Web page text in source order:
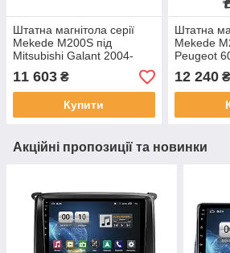
Штатна магнітола серії
Mekede M200S під
Mitsubishi Galant 2004-
2010; Grunder 2007-2012
(W1) 9 дюймів
11 603 ₴
Купити
Штатна
Mekede
Peugeot
дюймів
12 240₴
Акційні пропозиції та новинки